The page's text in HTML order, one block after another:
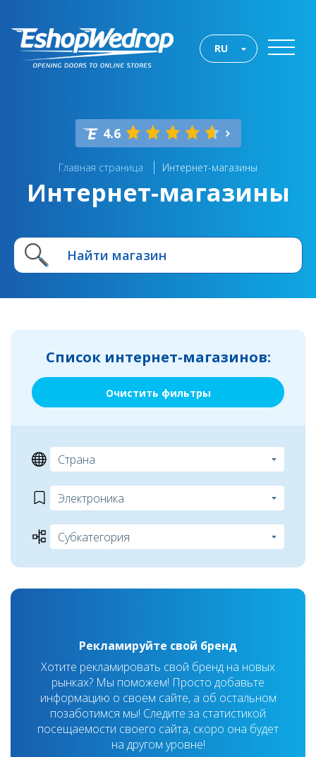
RU
4.6
Главная страница Интернет-магазины
Интернет-магазины
Список интернет-магазинов:
Очистить фильтры
Рекламируйте свой бренд
Хотите рекламировать свой бренд на новых
рынках? Мы поможем! Просто добавьте
информацию о своем сайте, а об остальном
позаботимся мы! Следите за статистикой
посещаемости своего сайта, скоро она будет
на другом уровне!